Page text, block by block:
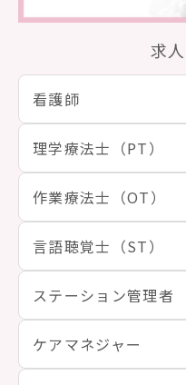
求
看護師
理学療法士（PT）
作業療法士（OT）
言語聴覚士（ST）
ステーション管理者
ケアマネジャー